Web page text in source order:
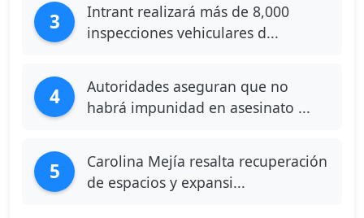
3
Intrant realizará más de 8,000
inspecciones vehiculares d...
4
Autoridades aseguran que no
habrá impunidad en asesinato ...
5
Carolina Mejía resalta recuperación
de espacios y expansi...